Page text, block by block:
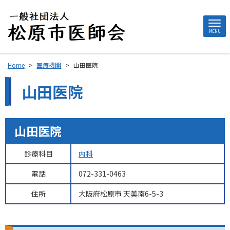
MENU
Home > 医療機関 > 山田医院
山田医院
山田医院
診療科目
内科
電話
072-331-0463
住所
大阪府松原市 天美南6-5-3